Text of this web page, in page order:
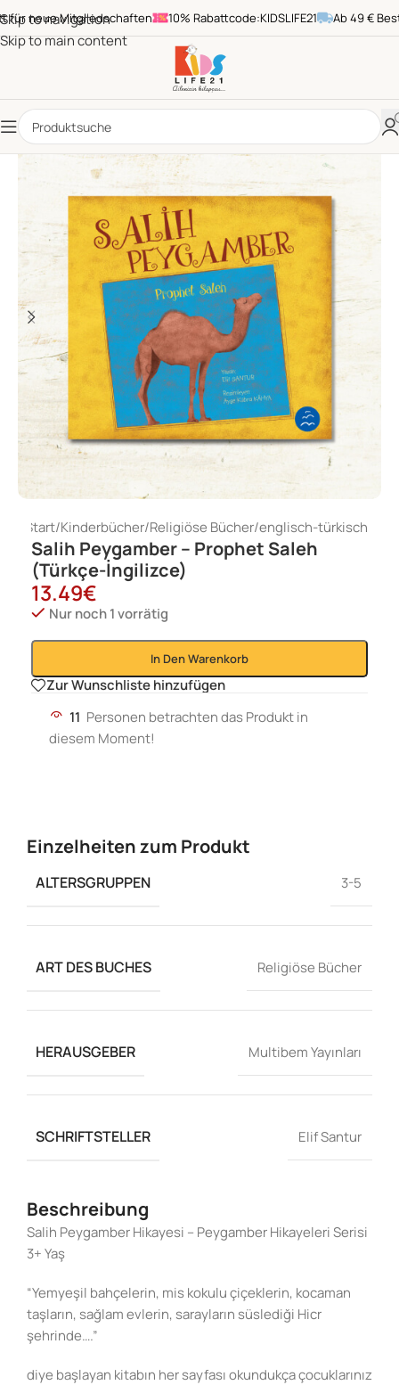
Skip to navigation
Skip to main content
neue Mitgliedschaften 10% Rabattcode:KIDSLIFE21 Ab 49 €
Start/Kinderbücher/Religiöse Bücher/englisch-türkisch
Salih Peygamber – Prophet Saleh
(Türkçe-İngilizce)
13.49€
Nur noch 1 vorrätig
In Den Warenkorb
Zur Wunschliste hinzufügen
11 Personen betrachten das Produkt in
diesem Moment!
Einzelheiten zum Produkt
ALTERSGRUPPEN 3-5
ART DES BUCHES Religiöse Bücher
HERAUSGEBER Multibem Yayınları
SCHRIFTSTELLER Elif Santur
Beschreibung
Salih Peygamber Hikayesi – Peygamber Hikayeleri Serisi
3+ Yaş
“Yemyeşil bahçelerin, mis kokulu çiçeklerin, kocaman
taşların, sağlam evlerin, sarayların süslediği Hicr
şehrinde….”
diye başlayan kitabın her sayfası okundukça çocuklarınız